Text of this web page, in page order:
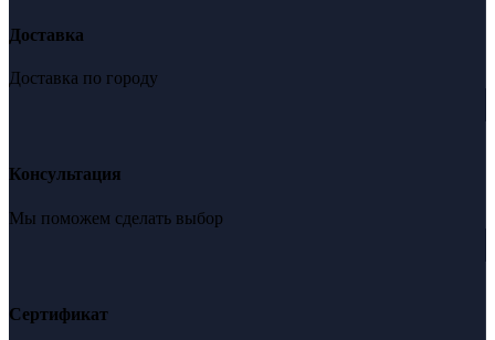
Доставка
Доставка по городу
Консультация
Мы поможем сделать выбор
Сертификат